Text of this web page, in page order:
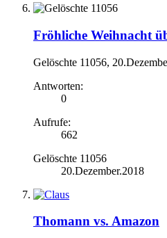
Fröhliche Weihnacht
Gelöschte 11056,
Antworten:
0
Aufrufe:
662
Gelöschte 11056
20.Dezember.2018
Thomann vs. Amazon